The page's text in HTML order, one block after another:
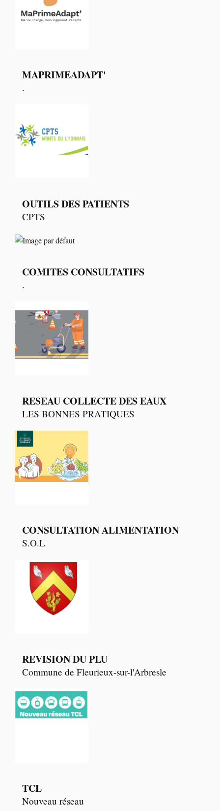
MAPRIMEADAPT'
.
OUTILS DES PATIENTS
CPTS
COMITES CONSULTATIFS
.
RESEAU COLLECTE DES EAUX
LES BONNES PRATIQUES
CONSULTATION ALIMENTATION
S.O.L
REVISION DU PLU
Commune de Fleurieux-sur-l'Arbresle
TCL
Nouveau réseau